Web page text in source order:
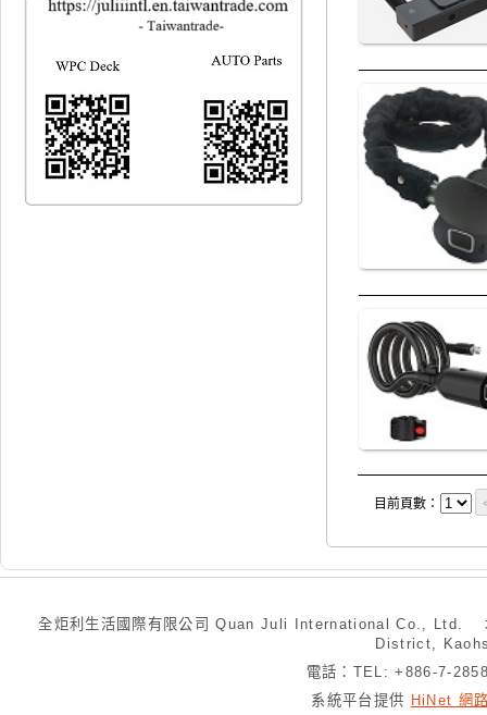
目前頁數：
全炬利生活國際有限公司 Quan Juli International Co., Ltd.
District,
電話：TEL: +886-7-
系統平台提供 HiNet 網